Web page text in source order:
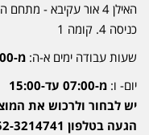
כניסה 4. קומה 1
שעות עבודה ימים א-ה: מ-07:00 עד-20:00
יום- ו: מ-07:00 עד-15:00
יש לבחור ולרכוש את
הגעה בטלפון 052-3214741